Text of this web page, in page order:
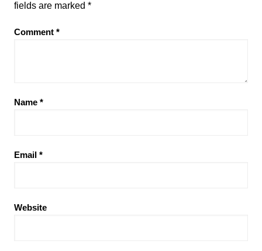
fields are marked *
Comment *
Name *
Email *
Website